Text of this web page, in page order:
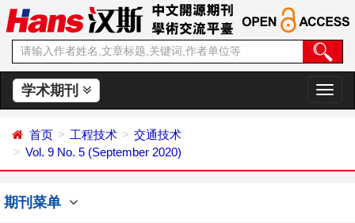
学术期刊
切
换
首页 工程技术
交通技术
Vol. 9 No. 5 (September 2020)
期刊菜单